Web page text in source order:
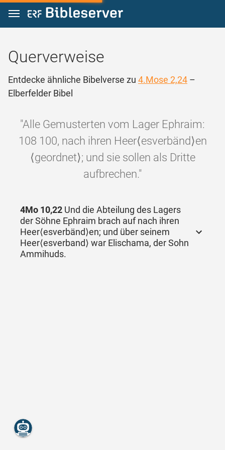
Zum Inhalt springen
Querverweise
Entdecke ähnliche Bibelverse zu 4.Mose 2,24 –
Elberfelder Bibel
"Alle Gemusterten vom Lager Ephraim:
108 100, nach ihren Heer⟨esverbänd⟩en
⟨geordnet⟩; und sie sollen als Dritte
aufbrechen."
4Mo 10,22 Und die Abteilung des Lagers
der Söhne Ephraim brach auf nach ihren
Heer⟨esverbänd⟩en; und über seinem
Heer⟨esverband⟩ war Elischama, der Sohn
Ammihuds.